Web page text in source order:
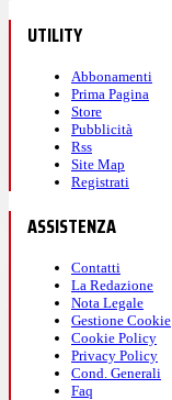
UTILITY
Abbonamenti
Prima Pagina
Store
Pubblicità
Rss
Site Map
Registrati
ASSISTENZA
Contatti
La Redazione
Nota Legale
Gestione Cookie
Cookie Policy
Privacy Policy
Cond. Generali
Faq